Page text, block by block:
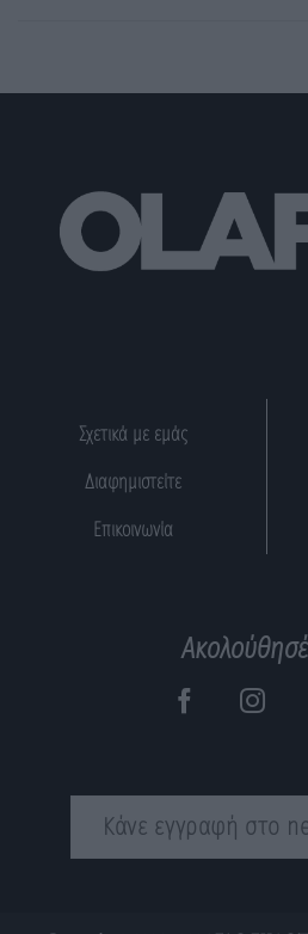
Σχετικά με εμάς
Διαφημιστείτε
Επικοινωνία
Κάνε εγγραφή στο